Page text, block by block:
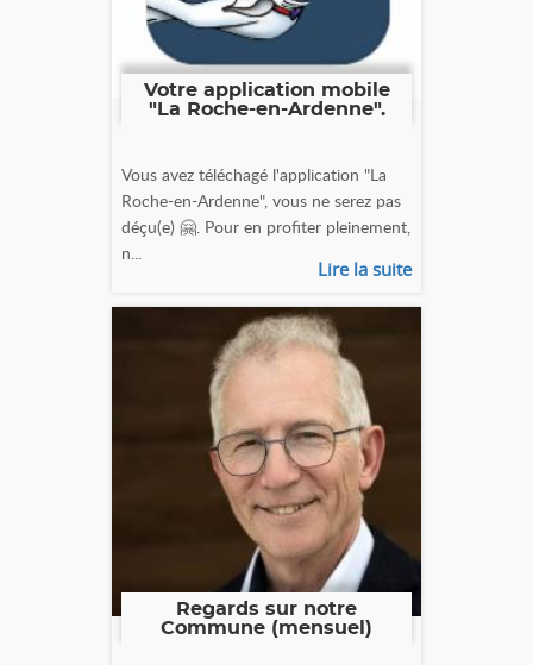
Votre application mobile
"La Roche-en-Ardenne".
Vous avez téléchagé l'application "La
Roche-en-Ardenne", vous ne serez pas
déçu(e) 🤗. Pour en profiter pleinement,
n...
Lire la suite
Regards sur notre
Commune (mensuel)